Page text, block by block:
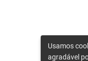
Usamos
agradável